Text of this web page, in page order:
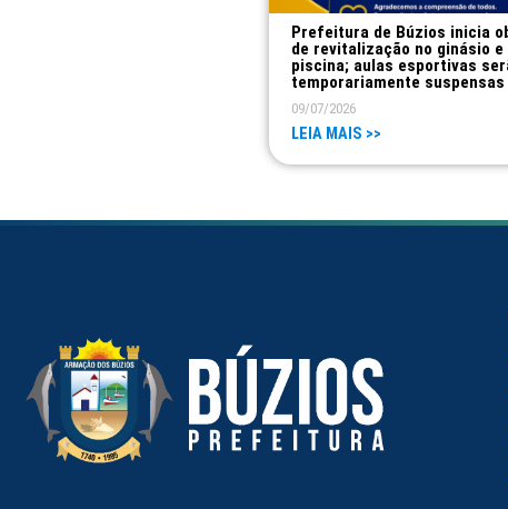
Prefeitura de Búzios inicia
de revitalização no ginásio e
piscina; aulas esportivas
temporariamente suspensas
09/07/2026
LEIA MAIS >>